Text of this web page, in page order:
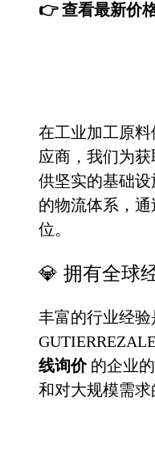
👉 查看最新价
在工业加工原
应商，我们为获
供坚实的基础
的物流体系，
位。
💎 拥有全球
丰富的行业经验
线询价的企业
和对大规模需求